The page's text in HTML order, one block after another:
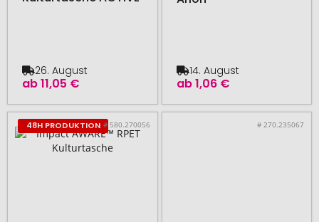
ab11,05 €
26. August
ab1,06 €
14. August
48H PRODUKTION # 580.270056 # 270.235067